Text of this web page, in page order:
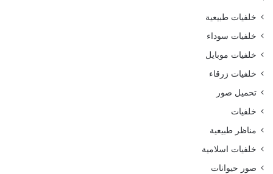
خلفيات طبيعية
خلفيات سوداء
خلفيات موبايل
خلفيات زرقاء
تحميل صور
خلفيات
مناظر طبيعية
خلفيات اسلامية
صور حيوانات